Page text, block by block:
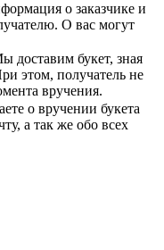
о заказчике и
О вас могут
доставим букет, зная
этом, получатель не
вручения.
о вручении букета
а так же обо всех